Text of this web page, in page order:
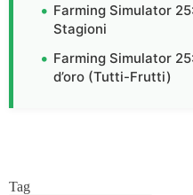
Farming Simulator
Stagioni
Farming Simulator
d’oro (Tutti-Frutti)
Tag